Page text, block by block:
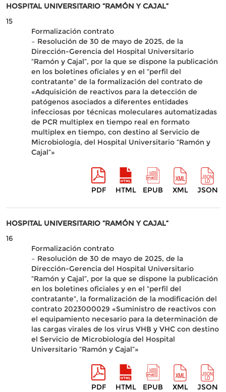
HOSPITAL UNIVERSITARIO “RAMÓN Y CAJAL”
15
Formalización contrato
– Resolución de 30 de mayo de 2025, de la
Dirección-Gerencia del Hospital Universitario
“Ramón y Cajal”, por la que se dispone la publicación
en los boletines oficiales y en el “perfil del
contratante” de la formalización del contrato de
«Adquisición de reactivos para la detección de
patógenos asociados a diferentes entidades
infecciosas por técnicas moleculares automatizadas
de PCR multiplex en tiempo real en formato
multiplex en tiempo, con destino al Servicio de
Microbiología, del Hospital Universitario “Ramón y
Cajal”»
PDF HTML EPUB XML JSON
HOSPITAL UNIVERSITARIO “RAMÓN Y CAJAL”
16
Formalización contrato
– Resolución de 30 de mayo de 2025, de la
Dirección-Gerencia del Hospital Universitario
“Ramón y Cajal”, por la que se dispone la publicación
en los boletines oficiales y en el “perfil del
contratante”, la formalización de la modificación del
contrato 2023000029 «Suministro de reactivos con
el equipamiento necesario para la determinación de
las cargas virales de los virus VHB y VHC con destino
el Servicio de Microbiología del Hospital
Universitario “Ramón y Cajal”»
PDF HTML EPUB XML JSON